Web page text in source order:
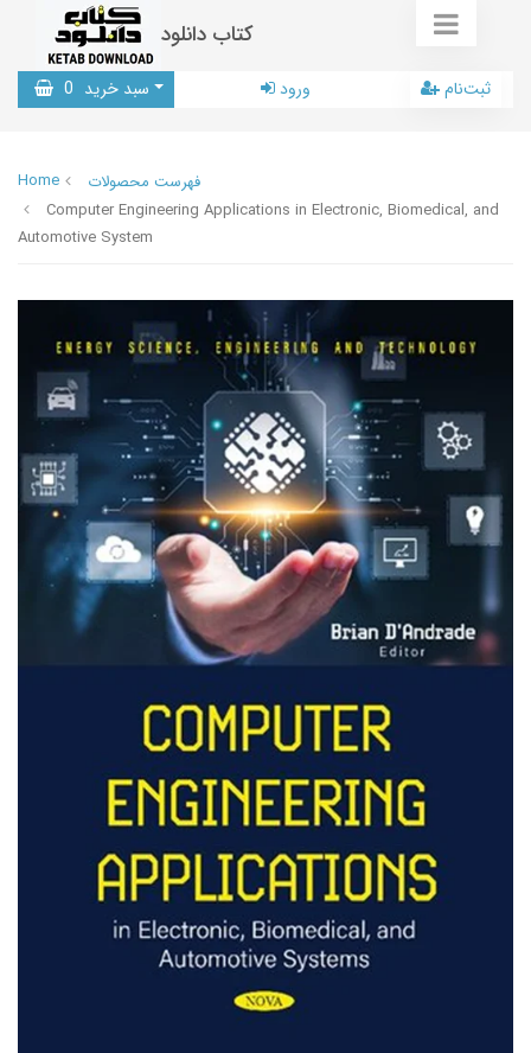
کتاب دانلود
سبد خرید 0 ورود ثبت‌نام
Home
فهرست محصولات
Computer Engineering Applications in Electronic, Biomedical, and
Automotive System